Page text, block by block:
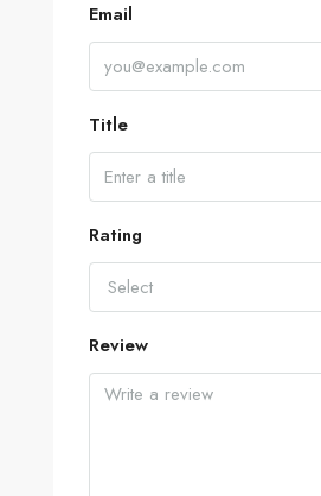
Email
Title
Rating
Select
Review